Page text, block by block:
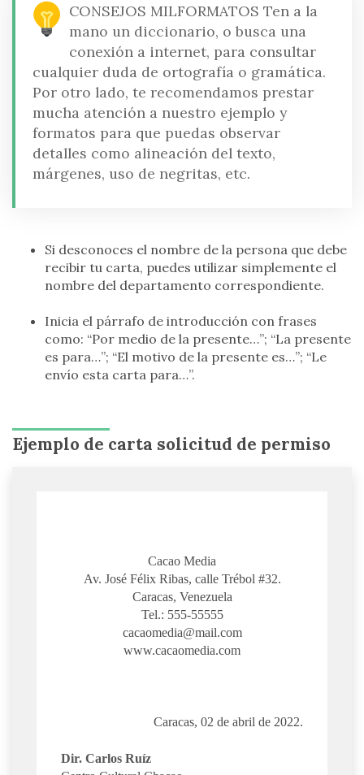
CONSEJOS MILFORMATOS Ten a la
mano un diccionario, o busca una
conexión a internet, para consultar
cualquier duda de ortografía o gramática.
Por otro lado, te recomendamos prestar
mucha atención a nuestro ejemplo y
formatos para que puedas observar
detalles como alineación del texto,
márgenes, uso de negritas, etc.
Si desconoces el nombre de la persona que debe
recibir tu carta, puedes utilizar simplemente el
nombre del departamento correspondiente.
Inicia el párrafo de introducción con frases
como: “Por medio de la presente…”; “La presente
es para…”; “El motivo de la presente es…”; “Le
envío esta carta para…”.
Ejemplo de carta solicitud de permiso
Cacao Media
Av. José Félix Ribas, calle Trébol #32.
Caracas, Venezuela
Tel.: 555-55555
cacaomedia@mail.com
www.cacaomedia.com
Caracas, 02 de abril de 2022.
Dir. Carlos Ruíz